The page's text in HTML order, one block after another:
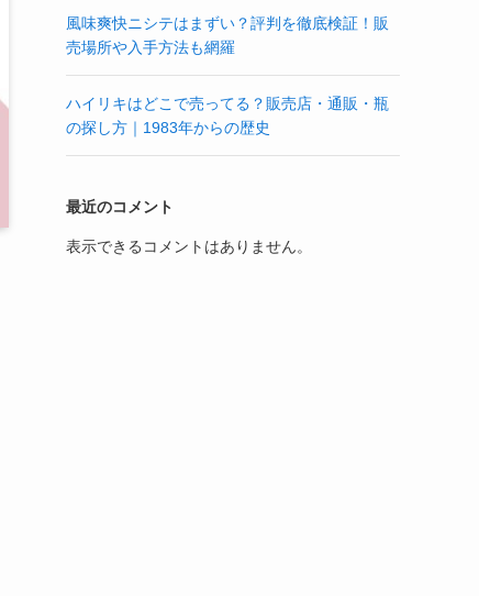
風味爽快ニシテはまずい？評判を徹底検証！販
売場所や入手方法も網羅
ハイリキはどこで売ってる？販売店・通販・瓶
の探し方｜1983年からの歴史
最近のコメント
表示できるコメントはありません。